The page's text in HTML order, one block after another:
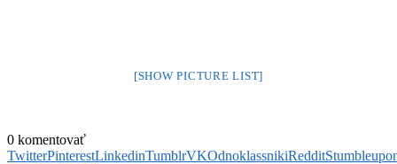
[SHOW PICTURE LIST]
0 komentovať
TwitterPinterestLinkedinTumblrVKOdnoklassnikiReddit